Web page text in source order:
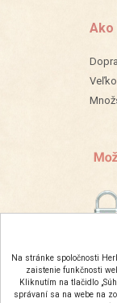
Na stránke spoločnosti
zaistenie funkčnosti
Kliknutím na tlačidlo
správaní sa na webe na
Ako